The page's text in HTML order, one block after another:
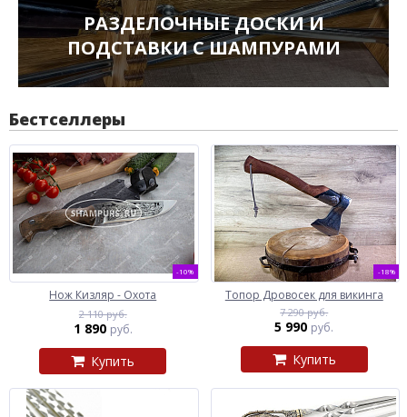
РАЗДЕЛОЧНЫЕ ДОСКИ И
ПОДСТАВКИ С ШАМПУРАМИ
Бестселлеры
-10%
Нож Кизляр - Охота
2 110 руб.
1 890 руб.
Купить
-18%
Топор Дровосек для викинга
7 290 руб.
5 990 руб.
Купить